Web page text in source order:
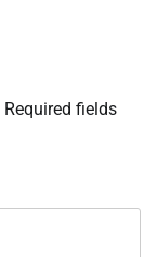
Required fields